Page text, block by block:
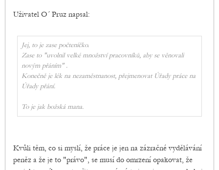
Uživatel O´ Pruz napsal:
Jej, to je zase počteníčko.
Zase to "uvolnil velké množství pracovníků, aby se věnovali
novým přáním" .
Konečně je lék na nezaměstnanost, přejmenovat Úřady práce na
Úřady přání.
To je jak božská mana.
Kvůli těm, co si myslí, že práce je jen na zázračné vydělávání
peněz a že je to "právo", se musí do omrzení opakovat, že